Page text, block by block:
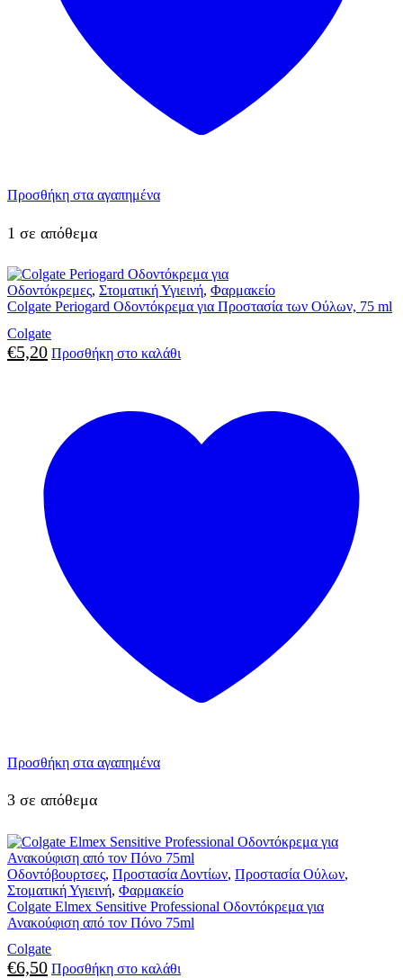
Προσθήκη στα αγαπημένα
1 σε απόθεμα
Οδοντόκρεμες, Στοματική Υγιεινή, Φαρμακείο
Colgate Periogard Οδοντόκρεμα για Προστασία των Ούλων, 75 ml
Colgate
€5,20 Προσθήκη στο καλάθι
Προσθήκη στα αγαπημένα
3 σε απόθεμα
Οδοντόβουρτσες, Προστασία Δοντίων, Προστασία Ούλων,
Στοματική Υγιεινή, Φαρμακείο
Colgate Elmex Sensitive Professional Οδοντόκρεμα για
Ανακούφιση από τον Πόνο 75ml
Colgate
€6,50 Προσθήκη στο καλάθι